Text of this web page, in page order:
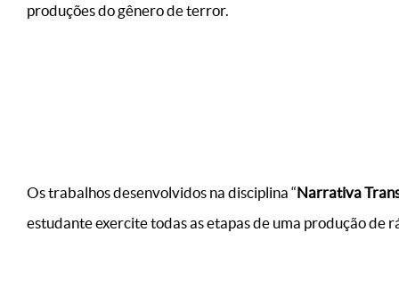
produções do gênero de terror.
Os trabalhos desenvolvidos na disciplina “Narrativa
estudante exercite todas as etapas de uma produção de